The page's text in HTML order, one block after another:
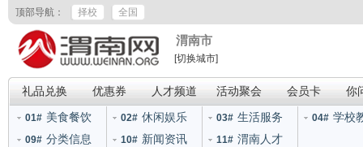
顶部导航： 择校 全国
渭南市
[切换城市]
礼品兑换 优惠券 人才频道 活动聚会 会员卡 你
01# 美食餐饮 02# 休闲娱乐 03# 生活服务 04# 学校
09# 分类信息 10# 新闻资讯 11# 渭南人才